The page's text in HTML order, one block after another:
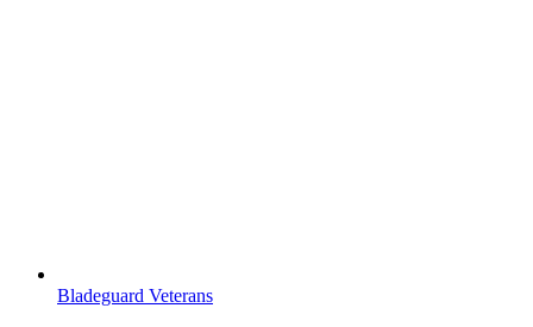
Bladeguard Veterans